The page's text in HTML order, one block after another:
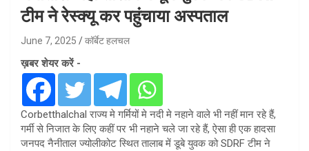
टीम ने रेस्क्यू कर पहुंचाया अस्पताल
June 7, 2025 कॉर्बेट हलचल
ख़बर शेयर करें -
Corbetthalchal राज्य मे गर्मियों मे नदी मे नहाने वाले भी नहीं मान रहे हैं,
गर्मी से निजात के लिए कहीं पर भी नहाने चले जा रहे हैं, ऐसा ही एक हादसा
जनपद नैनीताल ज्योलीकोट स्थित तालाब में डूबे युवक को SDRF टीम ने